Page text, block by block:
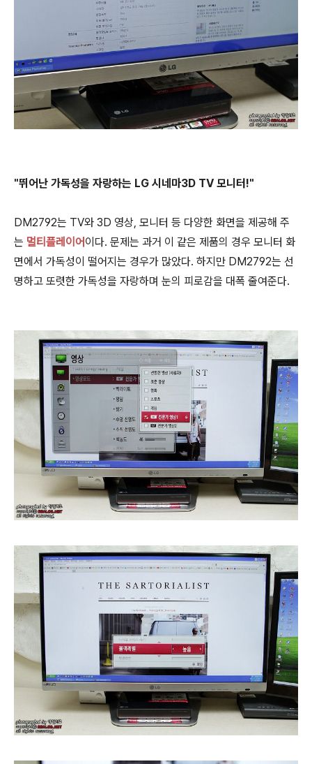
"뛰어난 가독성을 자랑하는 LG 시네마3D TV 모니터!"
DM2792는 TV와 3D 영상, 모니터 등 다양한 화면을 제공해 주
는 멀티플레이어 이다. 문제는 과거 이 같은 제품의 경우 모니터 화
면에서 가독성이 떨어지는 경우가 많았다. 하지만 DM2792는 선
명하고 또렷한 가독성을 자랑하며 눈의 피로감을 대폭 줄여준다.